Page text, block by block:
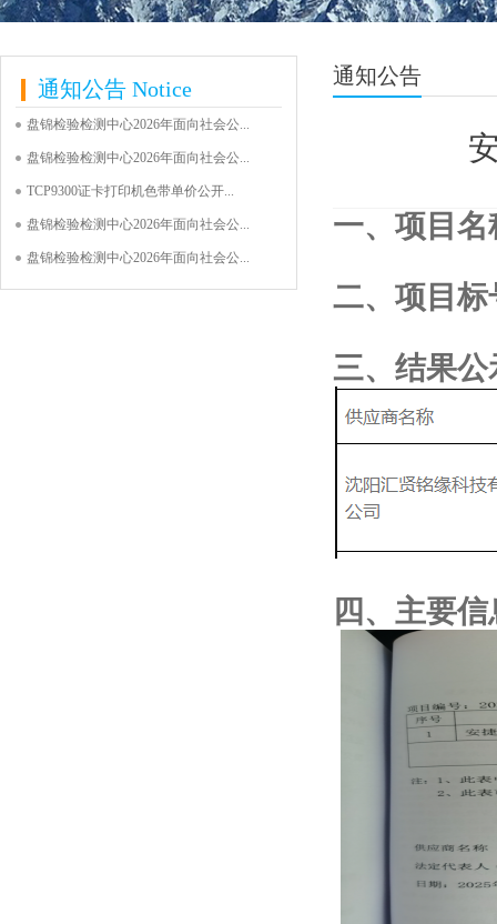
通知公告 Notice
盘锦检验检测中心2026年面向社会公...
盘锦检验检测中心2026年面向社会公...
TCP9300证卡打印机色带单价公开...
盘锦检验检测中心2026年面向社会公...
盘锦检验检测中心2026年面向社会公...
通知公告
一、项目名
二、项目标
三、结果公
四、主要信